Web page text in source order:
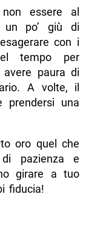
essere al
un po’ giù di
con i
tempo per
paura di
A volte, il
prendersi una
oro quel che
pazienza e
girare a tuo
fiducia!